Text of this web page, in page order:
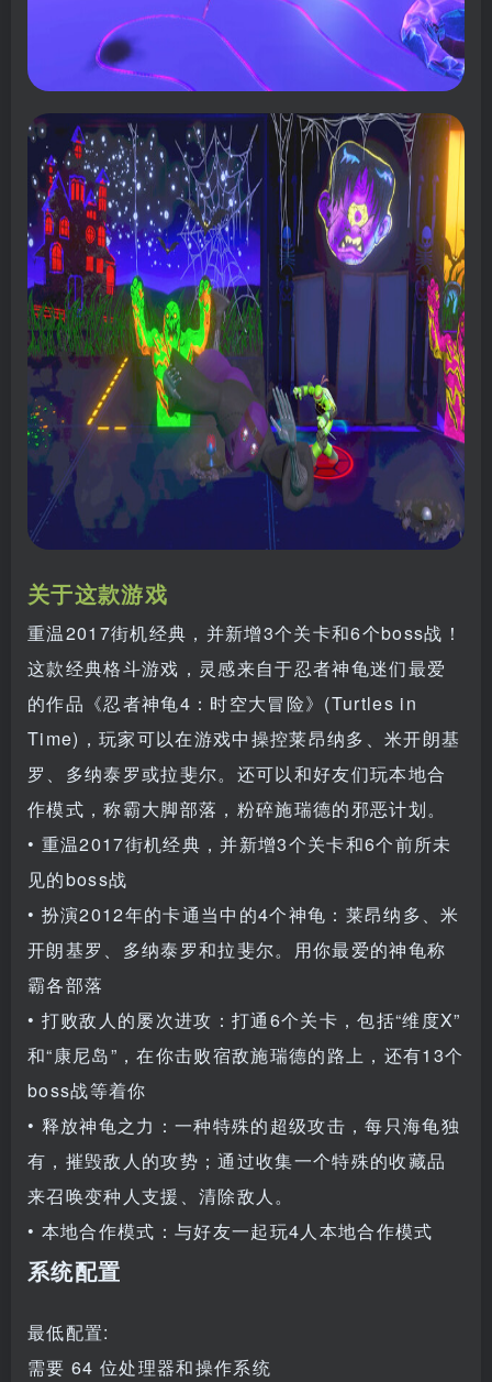
关于这款游戏
重温2017街机经典，并新增3个关卡和6个boss战！
这款经典格斗游戏，灵感来自于忍者神龟迷们最爱
的作品《忍者神龟4：时空大冒险》(Turtles in
Time)，玩家可以在游戏中操控莱昂纳多、米开朗基
罗、多纳泰罗或拉斐尔。还可以和好友们玩本地合
作模式，称霸大脚部落，粉碎施瑞德的邪恶计划。
• 重温2017街机经典，并新增3个关卡和6个前所未
见的boss战
• 扮演2012年的卡通当中的4个神龟：莱昂纳多、米
开朗基罗、多纳泰罗和拉斐尔。用你最爱的神龟称
霸各部落
• 打败敌人的屡次进攻：打通6个关卡，包括“维度X”
和“康尼岛”，在你击败宿敌施瑞德的路上，还有13个
boss战等着你
• 释放神龟之力：一种特殊的超级攻击，每只海龟独
有，摧毁敌人的攻势；通过收集一个特殊的收藏品
来召唤变种人支援、清除敌人。
• 本地合作模式：与好友一起玩4人本地合作模式
系统配置
最低配置:
需要 64 位处理器和操作系统